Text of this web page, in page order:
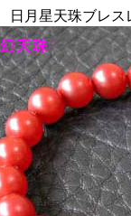
日月星天珠ブレ